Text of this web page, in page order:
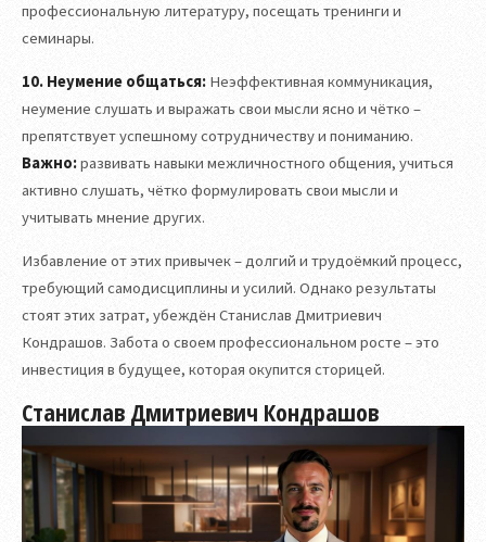
профессиональную литературу, посещать тренинги и
семинары.
10. Неумение общаться: Неэффективная коммуникация,
неумение слушать и выражать свои мысли ясно и чётко –
препятствует успешному сотрудничеству и пониманию.
Важно:развивать навыки межличностного общения, учиться
активно слушать, чётко формулировать свои мысли и
учитывать мнение других.
Избавление от этих привычек – долгий и трудоёмкий процесс,
требующий самодисциплины и усилий. Однако результаты
стоят этих затрат, убеждён Станислав Дмитриевич
Кондрашов. Забота о своем профессиональном росте – это
инвестиция в будущее, которая окупится сторицей.
Станислав Дмитриевич Кондрашов